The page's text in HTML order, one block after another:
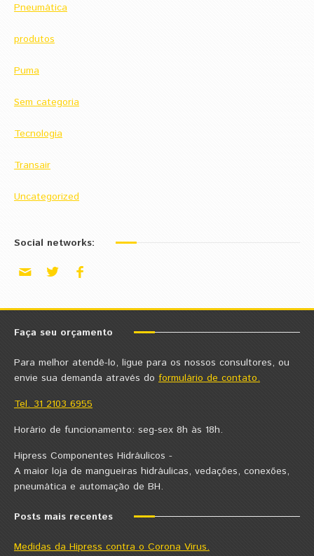
Pneumática
produtos
Puma
Sem categoria
Tecnologia
Transair
Uncategorized
Social networks:
Faça seu orçamento
Para melhor atendê-lo, ligue para os nossos consultores, ou
envie sua demanda através do formulário de contato.
Tel. 31 2103 6955
Horário de funcionamento: seg-sex 8h às 18h.
Hipress Componentes Hidráulicos -
A maior loja de mangueiras hidráulicas, vedações, conexões,
pneumática e automação de BH.
Posts mais recentes
Medidas da Hipress contra o Corona Virus.